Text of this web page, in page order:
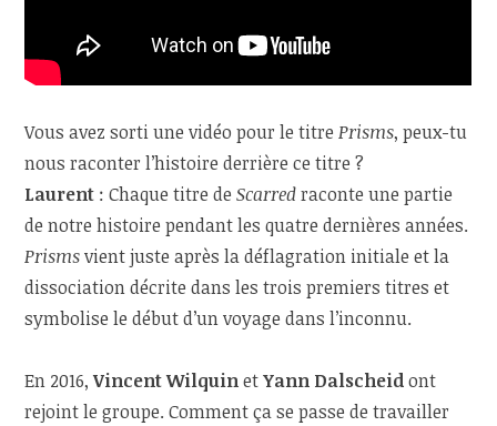
Vous avez sorti une vidéo pour le titrePrisms, peux-tu
nous raconter l’histoire derrière ce titre ?
Laurent : Chaque titre deScarredraconte une partie
de notre histoire pendant les quatre dernières années.
Prismsvient juste après la déflagration initiale et la
dissociation décrite dans les trois premiers titres et
symbolise le début d’un voyage dans l’inconnu.
En 2016,Vincent WilquinetYann Dalscheidont
rejoint le groupe. Comment ça se passe de travailler